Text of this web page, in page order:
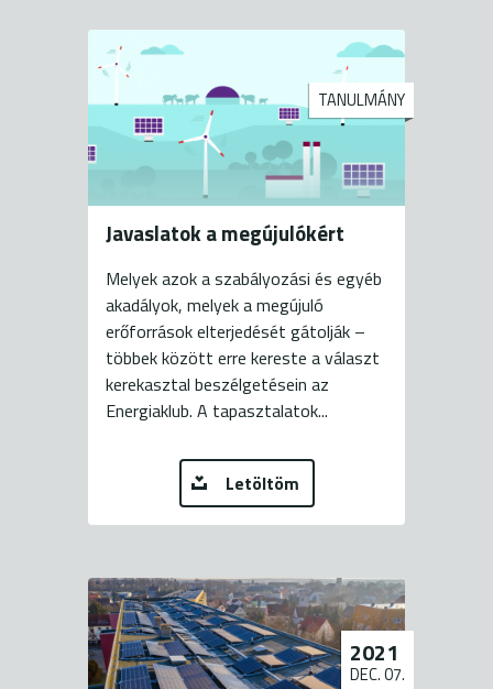
TANULMÁNY
Javaslatok a megújulókért
Melyek azok a szabályozási és egyéb
akadályok, melyek a megújuló
erőforrások elterjedését gátolják –
többek között erre kereste a választ
kerekasztal beszélgetésein az
Energiaklub. A tapasztalatok...
Letöltöm
2021
DEC. 07.